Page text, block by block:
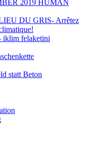
2019 HUMAN
DU GRIS- Arrêtez
iklim felaketini
statt Beton